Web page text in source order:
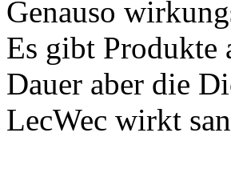
Genauso
Es gibt Produkte
Dauer aber die
LecWec wirkt